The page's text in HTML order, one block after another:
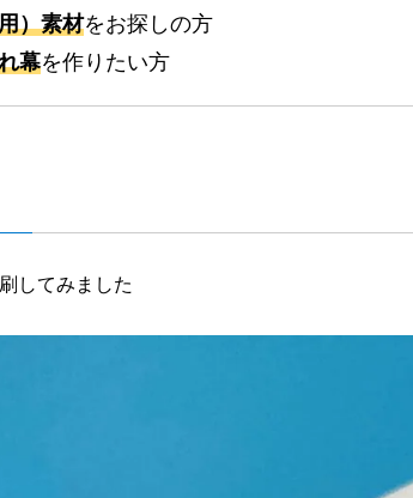
）素材をお探しの方
幕を作りたい方
してみました